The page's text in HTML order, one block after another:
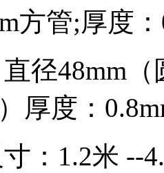
方管;厚度
径48mm（
厚度：
：1.2米 --